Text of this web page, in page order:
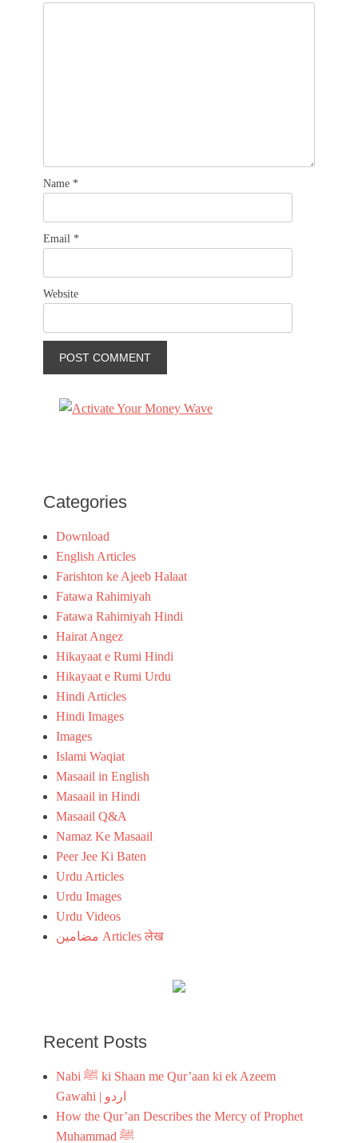
Name *
Email *
Website
Categories
Download
English Articles
Farishton ke Ajeeb Halaat
Fatawa Rahimiyah
Fatawa Rahimiyah Hindi
Hairat Angez
Hikayaat e Rumi Hindi
Hikayaat e Rumi Urdu
Hindi Articles
Hindi Images
Images
Islami Waqiat
Masaail in English
Masaail in Hindi
Masaail Q&A
Namaz Ke Masaail
Peer Jee Ki Baten
Urdu Articles
Urdu Images
Urdu Videos
مضامین Articles लेख
Recent Posts
Nabi ﷺ ki Shaan me Qur’aan ki ek Azeem
Gawahi | اردو
How the Qur’an Describes the Mercy of Prophet
Muhammad ﷺ